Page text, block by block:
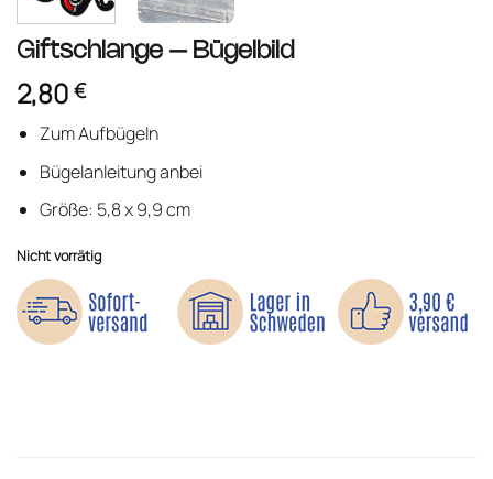
Giftschlange – Bügelbild
2,80 €
Zum Aufbügeln
Bügelanleitung anbei
Größe: 5,8 x 9,9 cm
Nicht vorrätig